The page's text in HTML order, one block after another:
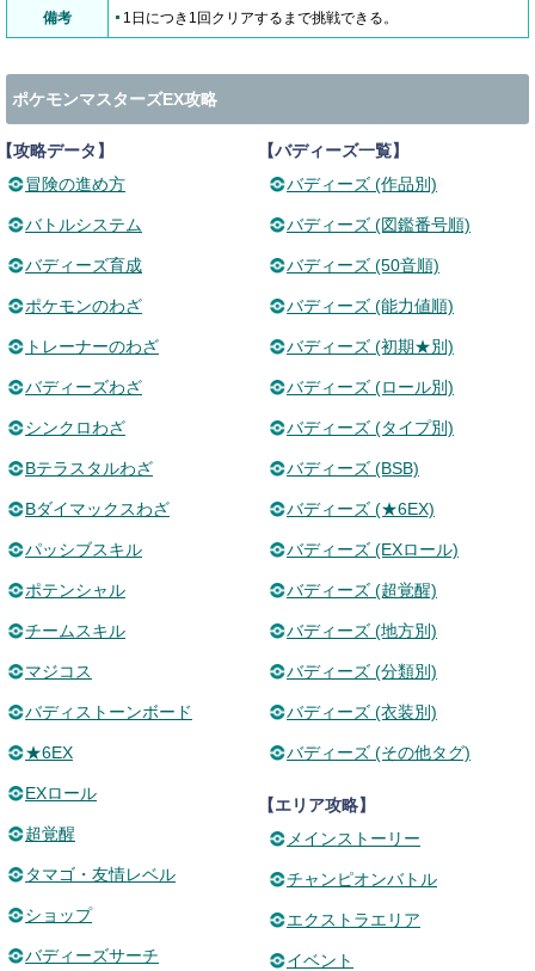
備考 1日につき1回クリアするまで挑戦できる。
ポケモンマスターズEX攻略
攻略データ】
冒険の進め方
バトルシステム
バディーズ育成
ポケモンのわざ
トレーナーのわざ
バディーズわざ
シンクロわざ
Bテラスタルわざ
Bダイマックスわざ
パッシブスキル
ポテンシャル
チームスキル
マジコス
バディストーンボード
★6EX
EXロール
超覚醒
タマゴ・友情レベル
ショップ
バディーズサーチ
【バディーズ一覧】
バディーズ (作品別)
バディーズ (図鑑番号順)
バディーズ (50音順)
バディーズ (能力値順)
バディーズ (初期★別)
バディーズ (ロール別)
バディーズ (タイプ別)
バディーズ (BSB)
バディーズ (★6EX)
バディーズ (EXロール)
バディーズ (超覚醒)
バディーズ (地方別)
バディーズ (分類別)
バディーズ (衣装別)
バディーズ (その他タグ)
【エリア攻略】
メインストーリー
チャンピオンバトル
エクストラエリア
イベント